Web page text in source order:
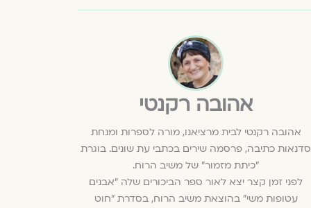
אהובה רקנטי
אהובה רקנטי לבית מרציאנו, מורה לספרות ומנחת
סדנאות כתיבה, פרסמה שירים בכתבי עת שונים. בוגרת
"כיתת מזמור" של משיב הרוח.
לפני זמן קצר יצא לאור ספר הביכורים שלה "אבנים
עטופות משי" בהוצאת משיב הרוח, בסדרת "חוט